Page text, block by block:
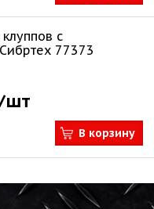
с
77373
шт
В корзину